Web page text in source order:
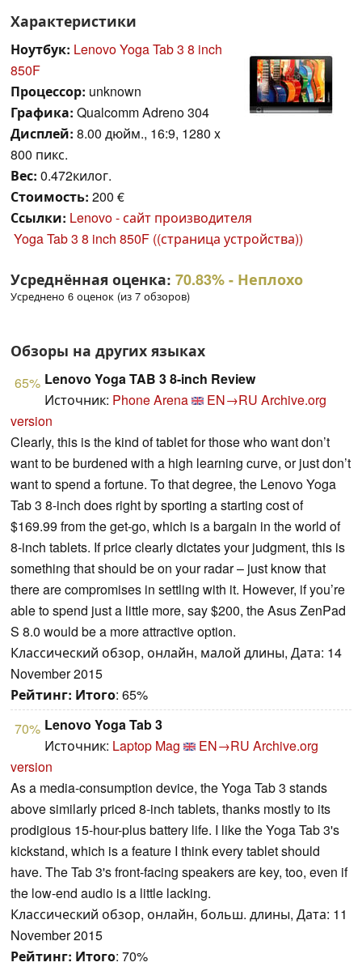
Характеристики
Ноутбук: Lenovo Yoga Tab 3 8 inch
850F
Процессор: unknown
Графика: Qualcomm Adreno 304
Дисплей: 8.00 дюйм., 16:9, 1280 x
800 пикс.
Вес: 0.472килог.
Стоимость: 200 €
Ссылки: Lenovo - сайт производителя
Yoga Tab 3 8 inch 850F ((страница устройства))
Усреднённая оценка: 70.83%- Неплохо
Усреднено 6 оценок (из 7 обзоров)
Обзоры на других языках
65% Lenovo Yoga TAB 3 8-inch Review
Источник: Phone Arena EN→RU Archive.org
version
Clearly, this is the kind of tablet for those who want don’t
want to be burdened with a high learning curve, or just don’t
want to spend a fortune. To that degree, the Lenovo Yoga
Tab 3 8-inch does right by sporting a starting cost of
$169.99 from the get-go, which is a bargain in the world of
8-inch tablets. If price clearly dictates your judgment, this is
something that should be on your radar – just know that
there are compromises in settling with it. However, if you’re
able to spend just a little more, say $200, the Asus ZenPad
S 8.0 would be a more attractive option.
Классический обзор, онлайн, малой длины, Дата: 14
November 2015
Рейтинг: Итого: 65%
70% Lenovo Yoga Tab 3
Источник: Laptop Mag EN→RU Archive.org
version
As a media-consumption device, the Yoga Tab 3 stands
above similarly priced 8-inch tablets, thanks mostly to its
prodigious 15-hour-plus battery life. I like the Yoga Tab 3's
kickstand, which is a feature I think every tablet should
have. The Tab 3's front-facing speakers are key, too, even if
the low-end audio is a little lacking.
Классический обзор, онлайн, больш. длины, Дата: 11
November 2015
Рейтинг: Итого: 70%